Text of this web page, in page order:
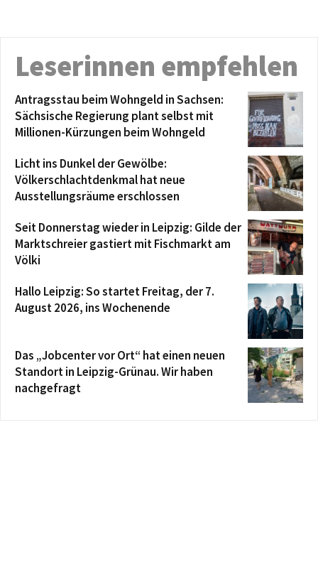
Leserinnen empfehlen
Antragsstau beim Wohngeld in Sachsen:
Sächsische Regierung plant selbst mit
Millionen-Kürzungen beim Wohngeld
Licht ins Dunkel der Gewölbe:
Völkerschlachtdenkmal hat neue
Ausstellungsräume erschlossen
Seit Donnerstag wieder in Leipzig: Gilde der
Marktschreier gastiert mit Fischmarkt am
Völki
Hallo Leipzig: So startet Freitag, der 7.
August 2026, ins Wochenende
Das „Jobcenter vor Ort“ hat einen neuen
Standort in Leipzig-Grünau. Wir haben
nachgefragt